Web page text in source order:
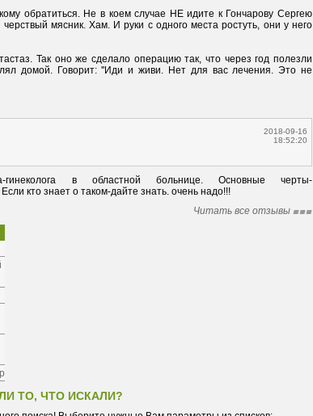
обратиться. Не в коем случае НЕ идите к Гончарову Сергею
мясник. Хам. И руки с одного места ростуть, они у него
Так оно же сделало операцию так, что через год полезли
домой. Говорит: ''Иди и живи. Нет для вас лечения. Это не
2018-09-16
18:52:20
гинеколога в областной больнице. Основные черты-
кто знает о таком-дайте знать. очень надо!!!
Читать все отзывы
ТО, ЧТО ИСКАЛИ?